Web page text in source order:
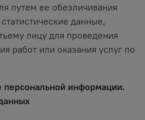
путем ее обезличивания
данные,
лицу для проведения
работ или оказания услуг по
информации.